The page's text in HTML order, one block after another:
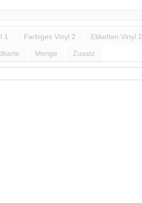
1 Farbiges Vinyl 2 Etiketten Vinyl 2
Menge Zusatz